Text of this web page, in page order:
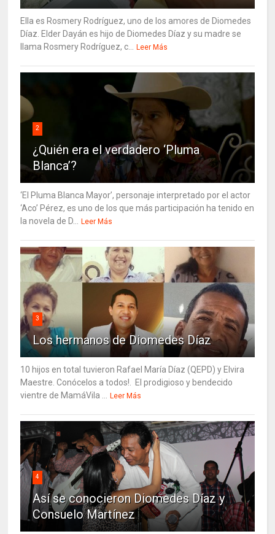
Ella es Rosmery Rodríguez, uno de los amores de Diomedes
Díaz. Elder Dayán es hijo de Diomedes Díaz y su madre se
llama Rosmery Rodríguez, c... Leer Más
2
¿Quién era el verdadero ‘Pluma
Blanca’?
‘El Pluma Blanca Mayor’, personaje interpretado por el actor
‘Aco’ Pérez, es uno de los que más participación ha tenido en
la novela de D... Leer Más
3
Los hermanos de Diomedes Díaz
10 hijos en total tuvieron Rafael María Díaz (QEPD) y Elvira
Maestre. Conócelos a todos!. El prodigioso y bendecido
vientre de MamáVila ... Leer Más
4
Así se conocieron Diomedes Díaz y
Consuelo Martínez